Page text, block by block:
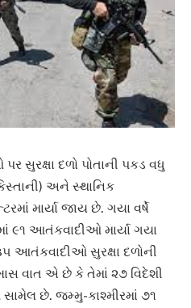
સુરક્ષા દળો પોતાની પકડ વધુ
અને સ્થાનિક
માર્યા જાય છે. ગયા વર્ષે
૯૧ આતંકવાદીઓ માર્યા ગયા
આતંકવાદીઓ સુરક્ષા દળોની
વાત એ છે કે તેમાં ૨૭ વિદેશી
છે. જમ્મુ-કાશ્મીરમાં ૭૧